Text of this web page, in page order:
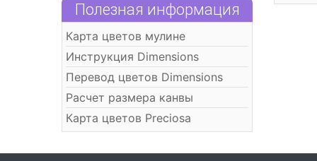
Полезная информация
Карта цветов мулине
Инструкция Dimensions
Перевод цветов Dimensions
Расчет размера канвы
Карта цветов Preciosa